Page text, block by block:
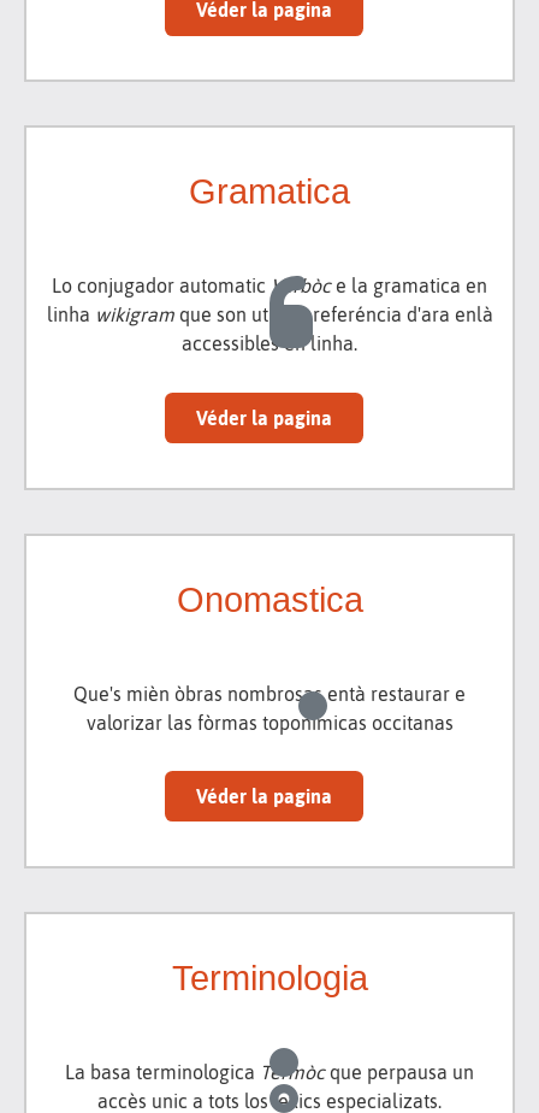
Véder la pagina
Gramatica
Lo conjugador automatic Vèrbòce la gramatica en
linha wikigramque son utís de referéncia d'ara enlà
accessibles en linha.
Véder la pagina
Onomastica
Que's mièn òbras nombrosas entà restaurar e
valorizar las fòrmas toponimicas occitanas
Véder la pagina
Terminologia
La basa terminologica Tèrmòcque perpausa un
accès unic a tots los lexics especializats.